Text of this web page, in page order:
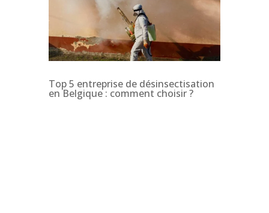
Top 5 entreprise de désinsectisation
en Belgique : comment choisir ?